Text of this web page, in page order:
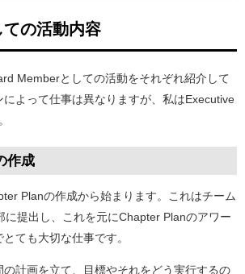
の活動内容
Memberとしての活動をそれぞれ紹介して
によって仕事は異なりますが、私はExecutive
作成
Planの作成から始まります。これはチーム
に提出し、これを元にChapter Planのアワー
ても大切な仕事です。
計画を立て、目標やそれをどう実行するの